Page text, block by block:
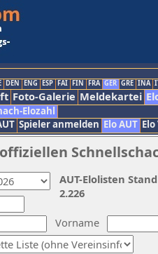
DEN ENG ESP FAI FIN FRA GER GRE INA
Foto-Galerie Meldekartei
Elozahl
Spieler anmelden Elo AUT
Vorname
AUT-Elolisten
2.226